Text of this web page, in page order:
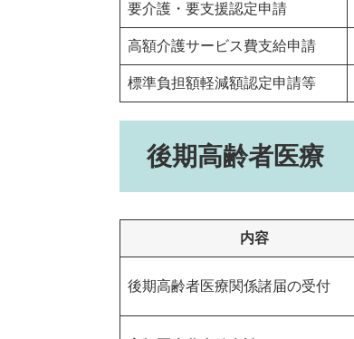
要介護・要支援認定申請
高額介護サービス費支給申請
標準負担額軽減額認定申請等
後期高齢者医療
内容
後期高齢者医療関係諸届の受付